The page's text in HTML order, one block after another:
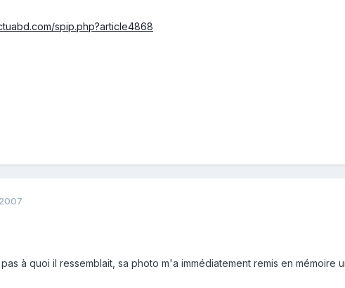
spip.php?article4868
à quoi il ressemblait, sa photo m'a immédiatement remis en mémoire